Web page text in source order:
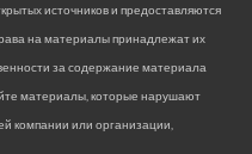
источников и предоставляются
на материалы принадлежат их
за содержание материала
материалы, которые нарушают
компании или организации,